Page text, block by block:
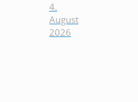
4.
August
2026